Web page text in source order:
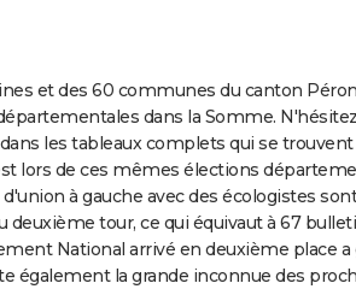
et des 60 communes du canton
dans la Somme.
les tableaux complets qui se
lors de ces mêmes élections
à gauche avec des écologistes
deuxième tour, ce qui équivaut à 67
National arrivé en deuxième place a
également la grande inconnue des